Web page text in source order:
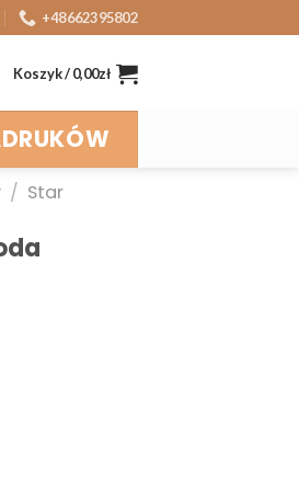
+48662395802
Koszyk /0,00zł
/ Star